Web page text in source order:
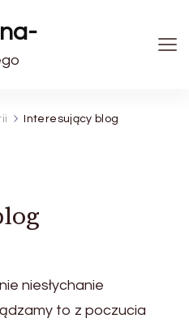
Interesujący blog
niesłychanie
to z poczucia